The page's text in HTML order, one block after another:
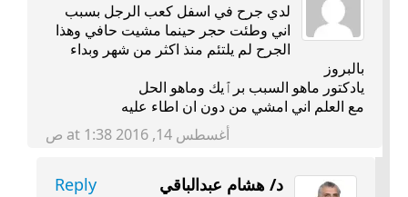
لدي جرح في اسفل كعب الرجل بسبب
اني وطئت حجر حينما مشيت حافي وهذا
الجرح لم يلتئم منذ اكثر من شهر وبداء
بالبروز
يادكتور ماهو السبب برٱيك وماهو الحل
مع العلم اني امشي من دون ان اطاء عليه
أغسطس 14, 2016 at 1:38 ص
د/ هشام عبدالباقي Reply